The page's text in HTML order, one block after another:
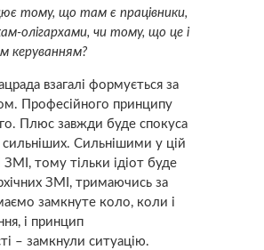
тому, що там є працівники,
олігархами, чи тому, що це і
керуванням?
взагалі формується за
Професійного принципу
Плюс завжди буде спокуса
сильніших. Сильнішими у цій
ЗМІ, тому тільки ідіот буде
ЗМІ, тримаючись за
замкнуте коло, коли і
і принцип
– замкнули ситуацію.